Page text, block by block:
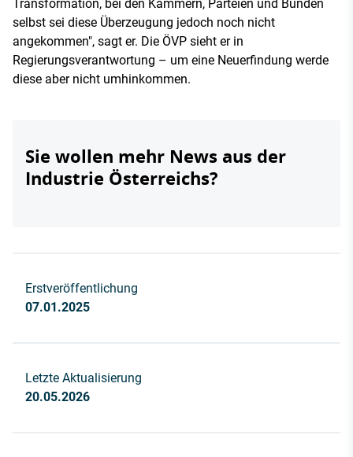
Transformation, bei den Kammern, Parteien und Bünden
selbst sei diese Überzeugung jedoch noch nicht
angekommen", sagt er. Die ÖVP sieht er in
Regierungsverantwortung – um eine Neuerfindung werde
diese aber nicht umhinkommen.
Sie wollen mehr News aus der
Industrie Österreichs?
Erstveröffentlichung
07.01.2025
Letzte Aktualisierung
20.05.2026